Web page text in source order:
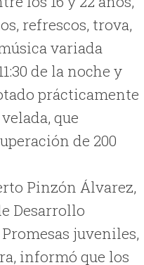
refrescos, trova,
variada
de la noche y
prácticamente
que
de 200
Pinzón Álvarez,
Desarrollo
juveniles,
informó que los